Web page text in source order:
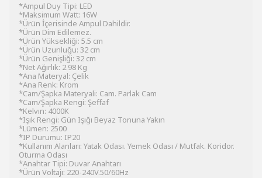
*Ampul Duy Tipi: LED
*Maksimum Watt: 16W
*Ürün İçerisinde Ampul Dahildir.
*Ürün Dim Edilemez.
*Ürün Yüksekliği: 5.5 cm
*Ürün Uzunluğu: 32 cm
*Ürün Genişliği: 32 cm
*Net Ağırlık: 2.98 Kg
*Ana Materyal: Çelik
*Ana Renk: Krom
*Cam/Şapka Materyali: Cam. Parlak Cam
*Cam/Şapka Rengi: Şeffaf
*Kelvın: 4000K
*Işık Rengi: Gün Işığı Beyaz Tonuna Yakın
*Lümen: 2500
*IP Durumu: IP20
*Kullanım Alanları: Yatak Odası. Yemek Odası / Mutfak. Koridor.
Oturma Odası
*Anahtar Tipi: Duvar Anahtarı
*Ürün Voltajı: 220-240V.50/60Hz